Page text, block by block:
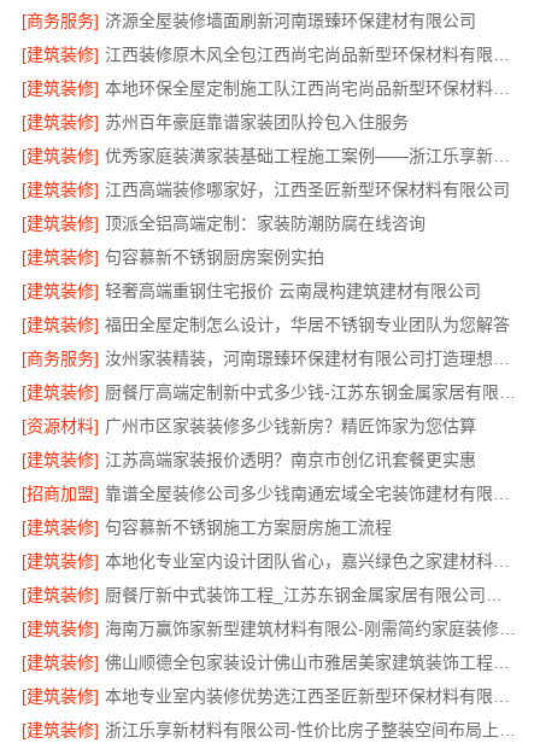
[商务服务] 济源全屋装修墙面刷新河南璟臻环保建材有限公司
[建筑装修]
[建筑装修]
本地环保全屋定制施工队江西尚宅尚品新型环保材料有限公司
[建筑装修] 苏州百年豪庭靠谱家装团队拎包入住服务
[建筑装修]
优秀家庭装潢家装基础工程施工案例——浙江乐享新材料有限公司
[建筑装修] 江西高端装修哪家好，江西圣匠新型环保材料有限公司
[建筑装修] 顶派全铝高端定制：家装防潮防腐在线咨询
[建筑装修] 句容慕新不锈钢厨房案例实拍
[建筑装修] 轻奢高端重钢住宅报价 云南晟构建筑建材有限公司
[建筑装修] 福田全屋定制怎么设计，华居不锈钢专业团队为您解答
[商务服务]
[建筑装修]
[资源材料] 广州市区家装装修多少钱新房？精匠饰家为您估算
[建筑装修] 江苏高端家装报价透明？南京市创亿讯套餐更实惠
[招商加盟]
[建筑装修] 句容慕新不锈钢施工方案厨房施工流程
[建筑装修]
本地化专业室内设计团队省心，嘉兴绿色之家建材科技有限公司
[建筑装修]
[建筑装修]
海南万赢饰家新型建筑材料有限公-刚需简约家庭装修工期提速
[建筑装修]
佛山顺德全包家装设计佛山市雅居美家建筑装饰工程有限公司
[建筑装修]
[建筑装修]